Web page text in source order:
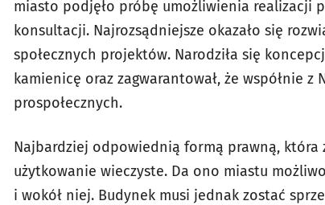
miasto podjęło próbę umożliwienia realizacji
konsultacji. Najrozsądniejsze okazało się
społecznych projektów. Narodziła się
kamienicę oraz zagwarantował, że współnie z
prospołecznych.
Najbardziej odpowiednią formą prawną,
użytkowanie wieczyste. Da ono miastu
i wokół niej. Budynek musi jednak zostać